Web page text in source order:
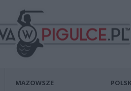
MAZOWSZE